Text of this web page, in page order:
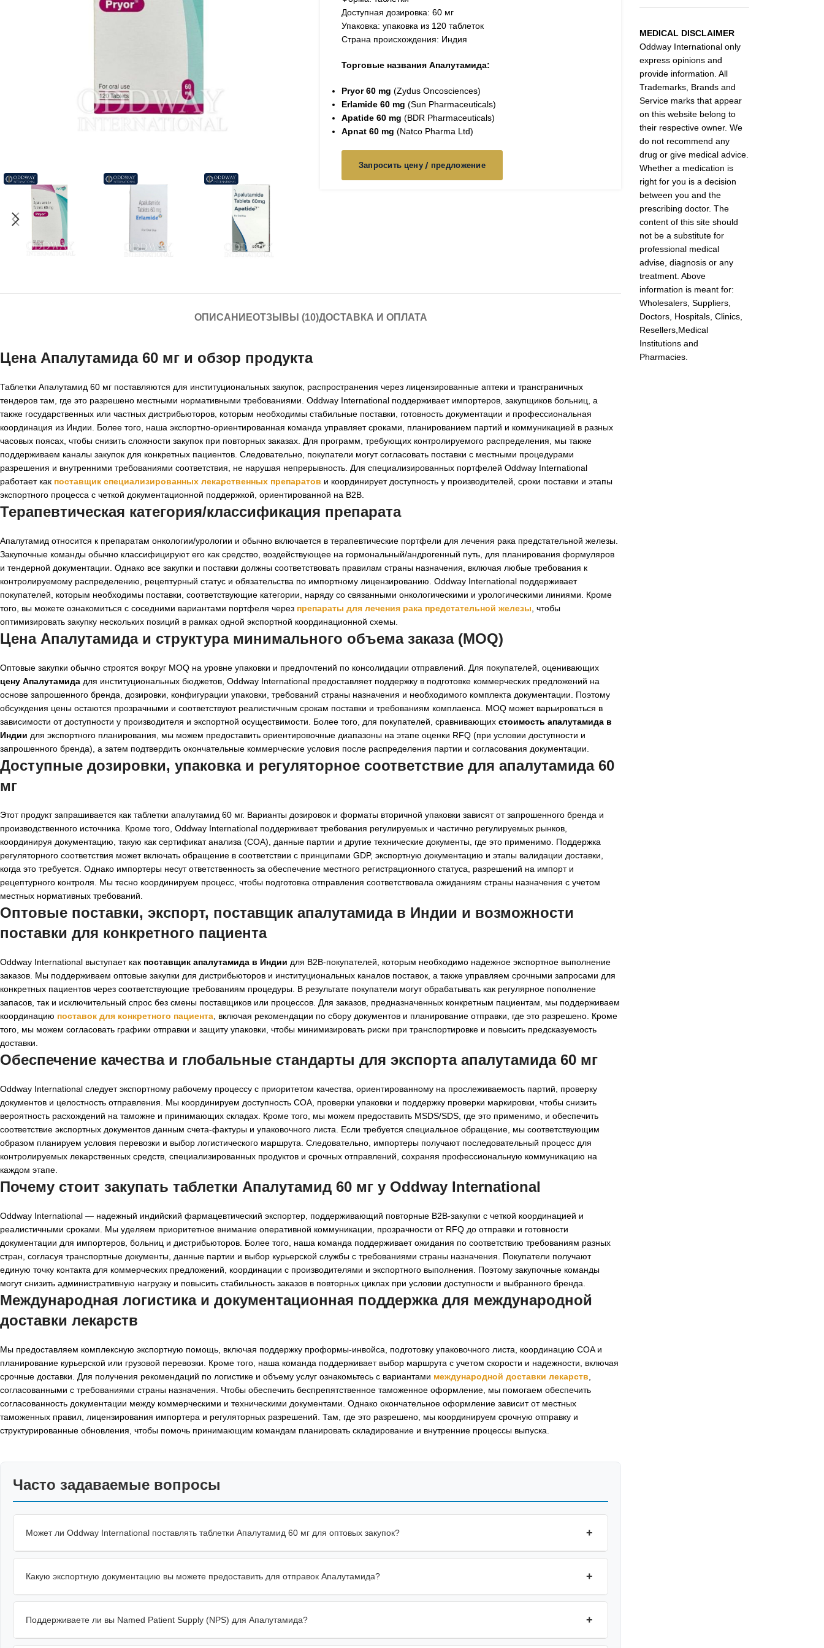
Доступная дозировка: 60 мг
Упаковка: упаковка из 120 таблеток
Страна происхождения: Индия
Торговые названия Апалутамида:
Pryor 60 mg (Zydus Oncosciences)
Erlamide 60 mg (Sun Pharmaceuticals)
Apatide 60 mg (BDR Pharmaceuticals)
Apnat 60 mg (Natco Pharma Ltd)
Запросить цену / предложение
ОПИСАНИЕОТЗЫВЫ (10)ДОСТАВКА И ОПЛАТА
Цена Апалутамида 60 мг и обзор продукта
Таблетки Апалутамид 60 мг поставляются для институциональных закупок, распространения через лицензированные аптеки и трансграничных
тендеров там, где это разрешено местными нормативными требованиями. Oddway International поддерживает импортеров, закупщиков больниц, а
также государственных или частных дистрибьюторов, которым необходимы стабильные поставки, готовность документации и профессиональная
координация из Индии. Более того, наша экспортно-ориентированная команда управляет сроками, планированием партий и коммуникацией в разных
часовых поясах, чтобы снизить сложности закупок при повторных заказах. Для программ, требующих контролируемого распределения, мы также
поддерживаем каналы закупок для конкретных пациентов. Следовательно, покупатели могут согласовать поставки с местными процедурами
разрешения и внутренними требованиями соответствия, не нарушая непрерывность. Для специализированных портфелей Oddway International
работает как поставщик специализированных лекарственных препаратов и координирует доступность у производителей, сроки поставки и этапы
экспортного процесса с четкой документационной поддержкой, ориентированной на B2B.
Терапевтическая категория/классификация препарата
Апалутамид относится к препаратам онкологии/урологии и обычно включается в терапевтические портфели для лечения рака предстательной железы.
Закупочные команды обычно классифицируют его как средство, воздействующее на гормональный/андрогенный путь, для планирования формуляров
и тендерной документации. Однако все закупки и поставки должны соответствовать правилам страны назначения, включая любые требования к
контролируемому распределению, рецептурный статус и обязательства по импортному лицензированию. Oddway International поддерживает
покупателей, которым необходимы поставки, соответствующие категории, наряду со связанными онкологическими и урологическими линиями. Кроме
того, вы можете ознакомиться с соседними вариантами портфеля через препараты для лечения рака предстательной железы , чтобы
оптимизировать закупку нескольких позиций в рамках одной экспортной координационной схемы.
Цена Апалутамида и структура минимального объема заказа (MOQ)
Оптовые закупки обычно строятся вокруг MOQ на уровне упаковки и предпочтений по консолидации отправлений. Для покупателей, оценивающих
цену Апалутамида для институциональных бюджетов, Oddway International предоставляет поддержку в подготовке коммерческих предложений на
основе запрошенного бренда, дозировки, конфигурации упаковки, требований страны назначения и необходимого комплекта документации. Поэтому
обсуждения цены остаются прозрачными и соответствуют реалистичным срокам поставки и требованиям комплаенса. MOQ может варьироваться в
зависимости от доступности у производителя и экспортной осуществимости. Более того, для покупателей, сравнивающих стоимость апалутамида в
Индии для экспортного планирования, мы можем предоставить ориентировочные диапазоны на этапе оценки RFQ (при условии доступности и
запрошенного бренда), а затем подтвердить окончательные коммерческие условия после распределения партии и согласования документации.
Доступные дозировки, упаковка и регуляторное соответствие для апалутамида 60
мг
Этот продукт запрашивается как таблетки апалутамид 60 мг. Варианты дозировок и форматы вторичной упаковки зависят от запрошенного бренда и
производственного источника. Кроме того, Oddway International поддерживает требования регулируемых и частично регулируемых рынков,
координируя документацию, такую как сертификат анализа (COA), данные партии и другие технические документы, где это применимо. Поддержка
регуляторного соответствия может включать обращение в соответствии с принципами GDP, экспортную документацию и этапы валидации доставки,
когда это требуется. Однако импортеры несут ответственность за обеспечение местного регистрационного статуса, разрешений на импорт и
рецептурного контроля. Мы тесно координируем процесс, чтобы подготовка отправления соответствовала ожиданиям страны назначения с учетом
местных нормативных требований.
Оптовые поставки, экспорт, поставщик апалутамида в Индии и возможности
поставки для конкретного пациента
Oddway International выступает как поставщик апалутамида в Индии для B2B-покупателей, которым необходимо надежное экспортное выполнение
заказов. Мы поддерживаем оптовые закупки для дистрибьюторов и институциональных каналов поставок, а также управляем срочными запросами для
конкретных пациентов через соответствующие требованиям процедуры. В результате покупатели могут обрабатывать как регулярное пополнение
запасов, так и исключительный спрос без смены поставщиков или процессов. Для заказов, предназначенных конкретным пациентам, мы поддерживаем
координацию поставок для конкретного пациента , включая рекомендации по сбору документов и планирование отправки, где это разрешено. Кроме
того, мы можем согласовать графики отправки и защиту упаковки, чтобы минимизировать риски при транспортировке и повысить предсказуемость
доставки.
Обеспечение качества и глобальные стандарты для экспорта апалутамида 60 мг
Oddway International следует экспортному рабочему процессу с приоритетом качества, ориентированному на прослеживаемость партий, проверку
документов и целостность отправления. Мы координируем доступность COA, проверки упаковки и поддержку проверки маркировки, чтобы снизить
вероятность расхождений на таможне и принимающих складах. Кроме того, мы можем предоставить MSDS/SDS, где это применимо, и обеспечить
соответствие экспортных документов данным счета-фактуры и упаковочного листа. Если требуется специальное обращение, мы соответствующим
образом планируем условия перевозки и выбор логистического маршрута. Следовательно, импортеры получают последовательный процесс для
контролируемых лекарственных средств, специализированных продуктов и срочных отправлений, сохраняя профессиональную коммуникацию на
каждом этапе.
Почему стоит закупать таблетки Апалутамид 60 мг у Oddway International
Oddway International — надежный индийский фармацевтический экспортер, поддерживающий повторные B2B-закупки с четкой координацией и
реалистичными сроками. Мы уделяем приоритетное внимание оперативной коммуникации, прозрачности от RFQ до отправки и готовности
документации для импортеров, больниц и дистрибьюторов. Более того, наша команда поддерживает ожидания по соответствию требованиям разных
стран, согласуя транспортные документы, данные партии и выбор курьерской службы с требованиями страны назначения. Покупатели получают
единую точку контакта для коммерческих предложений, координации с производителями и экспортного выполнения. Поэтому закупочные команды
могут снизить административную нагрузку и повысить стабильность заказов в повторных циклах при условии доступности и выбранного бренда.
Международная логистика и документационная поддержка для международной
доставки лекарств
Мы предоставляем комплексную экспортную помощь, включая поддержку проформы-инвойса, подготовку упаковочного листа, координацию COA и
планирование курьерской или грузовой перевозки. Кроме того, наша команда поддерживает выбор маршрута с учетом скорости и надежности, включая
срочные доставки. Для получения рекомендаций по логистике и объему услуг ознакомьтесь с вариантами международной доставки лекарств
согласованными с требованиями страны назначения. Чтобы обеспечить беспрепятственное таможенное оформление, мы помогаем обеспечить
согласованность документации между коммерческими и техническими документами. Однако окончательное оформление зависит от местных
таможенных правил, лицензирования импортера и регуляторных разрешений. Там, где это разрешено, мы координируем срочную отправку и
структурированные обновления, чтобы помочь принимающим командам планировать складирование и внутренние процессы выпуска.
Часто задаваемые вопросы
Может ли Oddway International поставлять таблетки Апалутамид 60 мг для оптовых закупок? +
Какую экспортную документацию вы можете предоставить для отправок Апалутамида? +
Поддерживаете ли вы Named Patient Supply (NPS) для Апалутамида? +
MEDICAL DISCLAIMER
Oddway International only
express opinions and
provide information. All
Trademarks, Brands and
Service marks that appear
on this website belong to
their respective owner. We
do not recommend any
drug or give medical advice.
Whether a medication is
right for you is a decision
between you and the
prescribing doctor. The
content of this site should
not be a substitute for
professional medical
advise, diagnosis or any
treatment. Above
information is meant for:
Wholesalers, Suppliers,
Doctors, Hospitals, Clinics,
Resellers,Medical
Institutions and
Pharmacies.